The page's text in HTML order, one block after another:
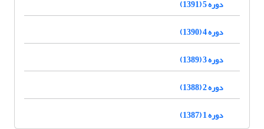
دوره 5 (1391)
دوره 4 (1390)
دوره 3 (1389)
دوره 2 (1388)
دوره 1 (1387)